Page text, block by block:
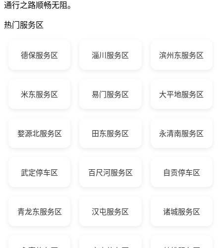
通行之路顺畅无阻。
热门服务区
德保服务区 淄川服务区 滨州东服务区
米东服务区 易门服务区 大平地服务区
婺源北服务区 田东服务区 永清南服务区
武定停车区 百尺河服务区 自贡停车区
青龙东服务区 汉屯服务区 诸城服务区